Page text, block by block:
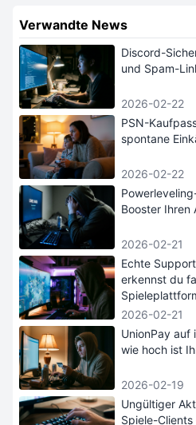
Verwandte News
Discord-
und Spam-
2026-02-22
PSN-
spontane
2026-02-22
Booster Ihren
2026-02-21
Echte
erkennst du
2026-02-21
UnionPay auf
wie hoch ist
2026-02-19
Ungültiger
Spiele-